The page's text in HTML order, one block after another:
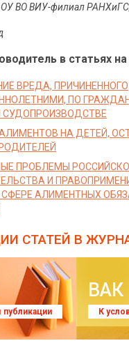
ВО ВИУ-филиал
в статьях
ВРЕДА, ПРИЧИНЕННОГО
ПО
НА ДЕТЕЙ,
ПРОБЛЕМЫ
И
СФЕРЕ АЛИМЕНТНЫХ
СТАТЕЙ В
публикации
ВАК
К